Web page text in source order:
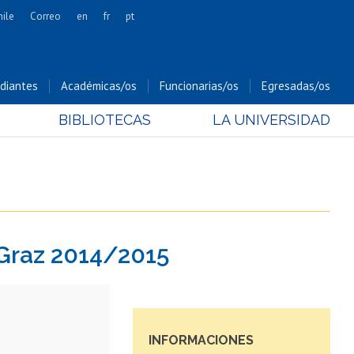
Cs. Forestales y Conservación
Cs. Sociales
Estudios Internacionales
Correo en fr pt
Académicas/os Funcionarias/os Egresadas/os
BIBLIOTECAS LA UNIVERSIDAD
2014/2015
INFORMACIONES